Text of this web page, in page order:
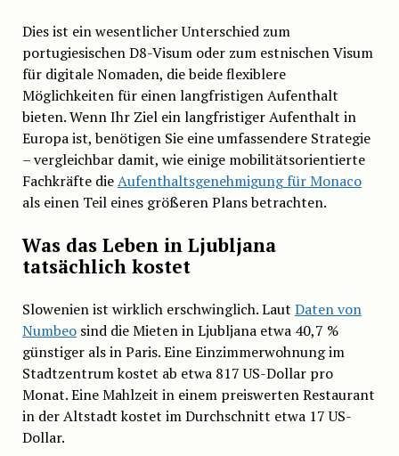
Dies ist ein wesentlicher Unterschied zum
portugiesischen D8-Visum oder zum estnischen Visum
für digitale Nomaden, die beide flexiblere
Möglichkeiten für einen langfristigen Aufenthalt
bieten. Wenn Ihr Ziel ein langfristiger Aufenthalt in
Europa ist, benötigen Sie eine umfassendere Strategie
– vergleichbar damit, wie einige mobilitätsorientierte
Fachkräfte dieAufenthaltsgenehmigung für Monaco
als einen Teil eines größeren Plans betrachten.
Was das Leben in Ljubljana
tatsächlich kostet
Slowenien ist wirklich erschwinglich. Laut Daten von
Numbeosind die Mieten in Ljubljana etwa 40,7 %
günstiger als in Paris. Eine Einzimmerwohnung im
Stadtzentrum kostet ab etwa 817 US-Dollar pro
Monat. Eine Mahlzeit in einem preiswerten Restaurant
in der Altstadt kostet im Durchschnitt etwa 17 US-
Dollar.